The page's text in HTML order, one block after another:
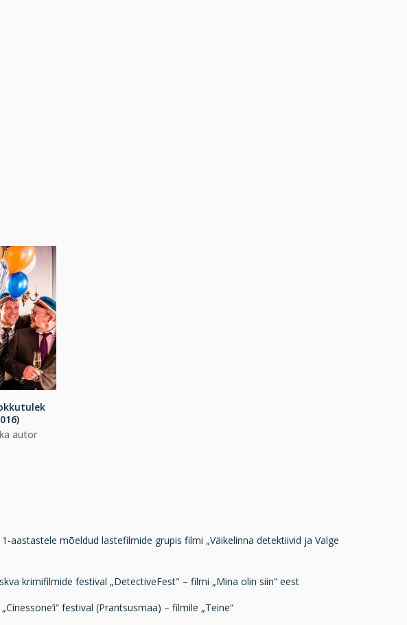
autor
aastastele mõeldud lastefilmide grupis filmi „Väikelinna detektiivid ja Valge
krimifilmide festival „DetectiveFest" – filmi „Mina olin siin“ eest
festival (Prantsusmaa) – filmile „Teine“